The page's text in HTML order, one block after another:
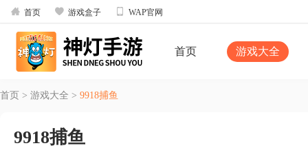
 首页  游戏盒子  WAP官网
首页 游戏大全
首页 > 游戏大全 > 9918捕鱼
9918捕鱼